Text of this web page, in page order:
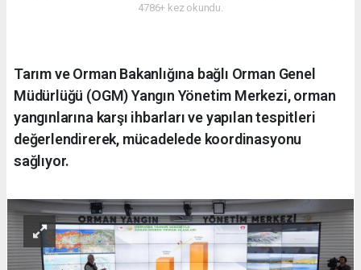
4786+ kez okundu.
Tarım ve Orman Bakanlığına bağlı Orman Genel
Müdürlüğü (OGM) Yangın Yönetim Merkezi, orman
yangınlarına karşı ihbarları ve yapılan tespitleri
değerlendirerek, mücadelede koordinasyonu
sağlıyor.